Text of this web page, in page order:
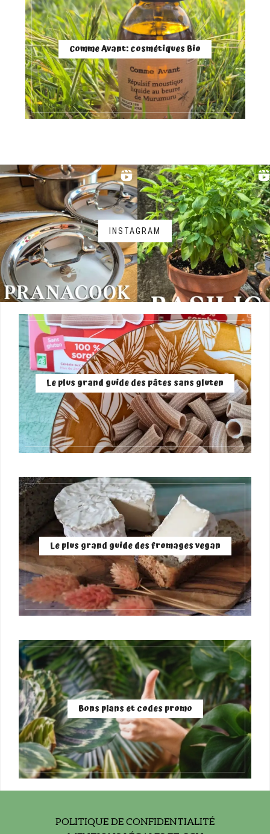
Comme Avant: cosmétiques Bio
INSTAGRAM
Le plus grand guide des pâtes sans gluten
Le plus grand guide des fromages vegan
Bons plans et codes promo
POLITIQUE DE CONFIDENTIALITÉ